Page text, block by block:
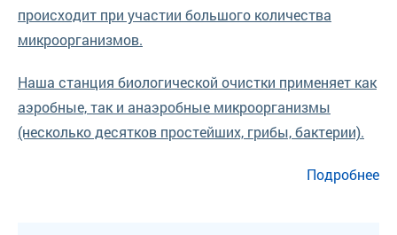
происходит при участии большого количества
микроорганизмов.
Наша станция биологической очистки применяет как
аэробные, так и анаэробные микроорганизмы
(несколько десятков простейших, грибы, бактерии).
Подробнее
о Станции Биомастер для биологической очистки сточных